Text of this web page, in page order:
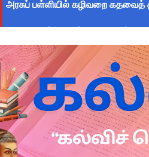
புதிய முதன்மை கல்வி அலுவலர்
TN CPS Teachers News:
TN Teachers Leave Rules:
Census 2027: ஆசிரியர்களுக்கு
TN Budget Assembly Schedule